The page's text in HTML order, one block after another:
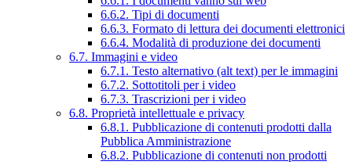
6.6.2. Tipi di documenti
6.6.3. Formato di lettura dei documenti elettronici
6.6.4. Modalità di produzione dei documenti
6.7. Immagini e video
6.7.1. Testo alternativo (alt text) per le immagini
6.7.2. Sottotitoli per i video
6.7.3. Trascrizioni per i video
6.8. Proprietà intellettuale e privacy
6.8.1. Pubblicazione di contenuti prodotti dalla
Pubblica Amministrazione
6.8.2. Pubblicazione di contenuti non prodotti